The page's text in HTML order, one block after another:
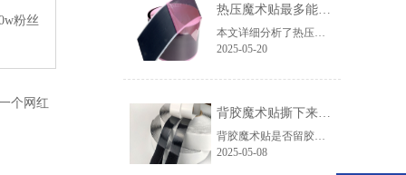
粉丝
个网红
热压魔术贴最多能耐多少次机洗，能适应哪些极端环境？
本文详细分析了热压魔术贴的耐机洗次数及在高温、低温、高湿、化学腐蚀等极端环境下的性能表现，提供了选购建议和维护注意事项，助力用户根据实际需求选择合适的产品。
2025-05-20
背胶魔术贴撕下来的时候会留胶吗？
背胶魔术贴是否留胶取决于胶水类型、使用时长、表面材质和撕除方式。选对胶水（如硅胶款）+正确操作，基本能实现“无痕撕除”。若担心留胶，可先在隐蔽处测试，或选择带“可移除背胶”标识的产品。
2025-05-08